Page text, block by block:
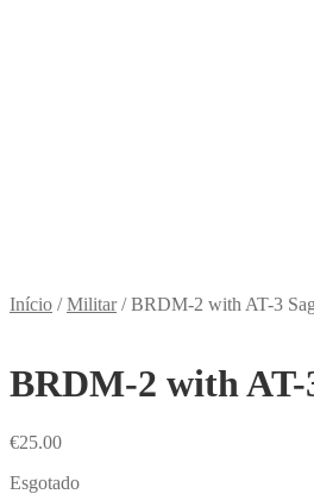
Início /Militar/BRDM-2 with AT-3
BRDM-2 with AT-
€25.00
Esgotado